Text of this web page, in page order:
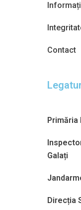
Contact
Primăria
Galați
Direcția